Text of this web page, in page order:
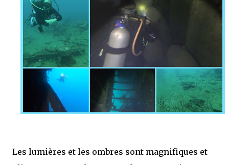
Les lumières et les ombres sont magnifiques et